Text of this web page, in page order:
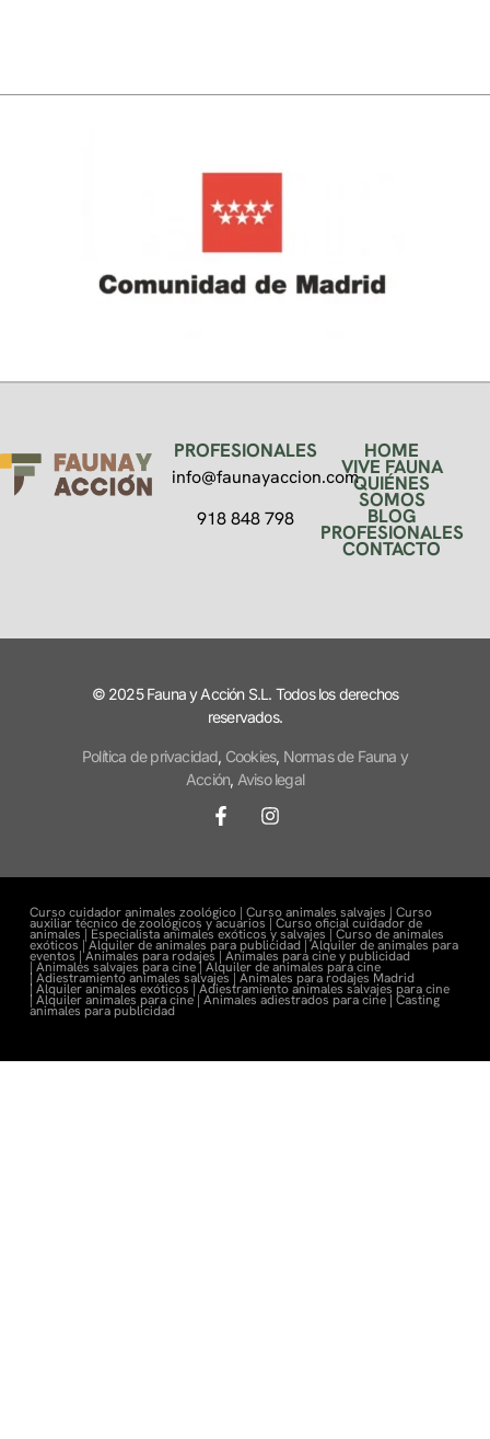
PROFESIONALES
info@faunayaccion.com
918 848 798
HOME
VIVE FAUNA
QUIÉNES
SOMOS
BLOG
PROFESIONALES
CONTACTO
© 2025 Fauna y Acción S.L. Todos los derechos
reservados.
Política de privacidad, Cookies, Normas de Fauna y
Acción, Aviso legal
Curso cuidador animales zoológico | Curso animales salvajes | Curso
auxiliar técnico de zoológicos y acuarios | Curso oficial cuidador de
animales | Especialista animales exóticos y salvajes | Curso de animales
exóticos |Alquiler de animales para publicidad |Alquiler de animales para
eventos |Animales para rodajes | Animales para cine y publicidad
| Animales salvajes para cine | Alquiler de animales para cine
| Adiestramiento animales salvajes | Animales para rodajes Madrid
| Alquiler animales exóticos | Adiestramiento animales salvajes para cine
| Alquiler animales para cine | Animales adiestrados para cine| Casting
animales para publicidad